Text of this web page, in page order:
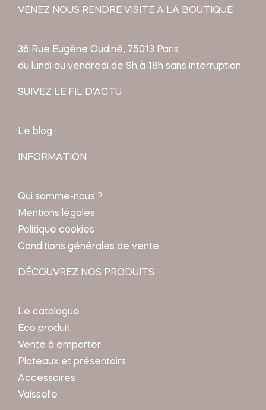
VENEZ NOUS RENDRE VISITE A LA BOUTIQUE
36 Rue Eugène Oudiné, 75013 Paris
du lundi au vendredi de 9h à 18h sans interruption
SUIVEZ LE FIL D'ACTU
Le blog
INFORMATION
Qui somme-nous ?
Mentions légales
Politique cookies
Conditions générales de vente
DÉCOUVREZ NOS PRODUITS
Le catalogue
Eco produit
Vente à emporter
Plateaux et présentoirs
Accessoires
Vaisselle